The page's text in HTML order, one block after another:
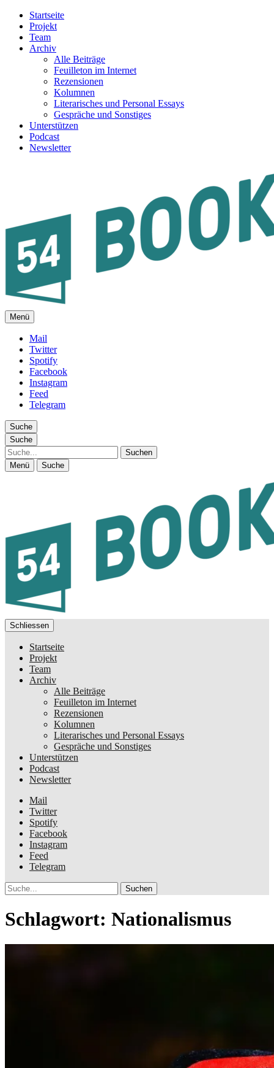
Startseite
Projekt
Team
Archiv
Alle Beiträge
Feuilleton im Internet
Rezensionen
Kolumnen
Literarisches und Personal Essays
Gespräche und Sonstiges
Unterstützen
Podcast
Newsletter
FEUILLETON IM INTERNET
Menü
Mail
Twitter
Spotify
Facebook
Instagram
Feed
Telegram
Suche
Suche
Suche
Menü Suche
Schliessen
Startseite
Projekt
Team
Archiv
Alle Beiträge
Feuilleton im Internet
Rezensionen
Kolumnen
Literarisches und Personal Essays
Gespräche und Sonstiges
Unterstützen
Podcast
Newsletter
Mail
Twitter
Spotify
Facebook
Instagram
Feed
Telegram
Suche
Schlagwort: Nationalismus